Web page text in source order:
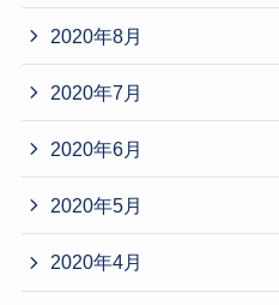
2020年8月
2020年7月
2020年6月
2020年5月
2020年4月